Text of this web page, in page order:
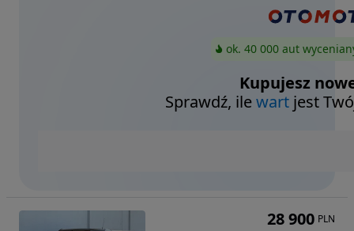
ok. 40 000 aut
Kupujesz
Sprawdź, ilewart jest
28 900 PLN